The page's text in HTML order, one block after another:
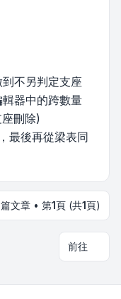
不另判定支座
器中的跨數量
刪除)
最後再從梁表同
篇文章 • 第1頁 (共1頁)
前往